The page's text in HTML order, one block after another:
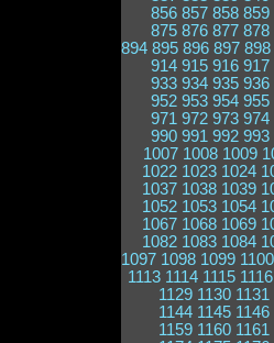
856 857 858 859
875 876 877 878
894 895 896 897 898
914 915 916 917
933 934 935 936
952 953 954 955
971 972 973 974
990 991 992 993
1007 1008 1009
1022 1023 1024
1037 1038 1039
1052 1053 1054
1067 1068 1069
1082 1083 1084
1097 1098 1099 1100
1113 1114 1115 1116
1129 1130 1131
1144 1145 1146
1159 1160 1161